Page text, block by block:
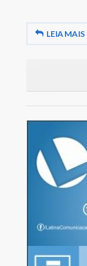
LEIA MAIS